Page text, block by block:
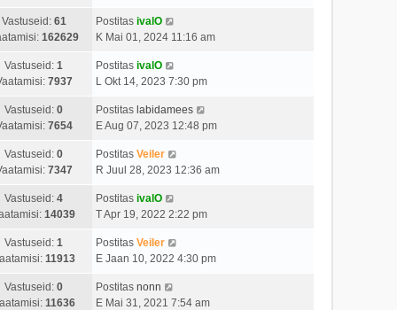
Vastuseid: 61
162629
Postitas ivalO
K Mai 01, 2024 11:16 am
Vastuseid: 1
7937
Postitas ivalO
L Okt 14, 2023 7:30 pm
Vastuseid: 0
7654
Postitas labidamees
E Aug 07, 2023 12:48 pm
Vastuseid: 0
7347
Postitas Veiler
R Juul 28, 2023 12:36 am
Vastuseid: 4
14039
Postitas ivalO
T Apr 19, 2022 2:22 pm
Vastuseid: 1
11913
Postitas Veiler
E Jaan 10, 2022 4:30 pm
Vastuseid: 0
11636
Postitas nonn
E Mai 31, 2021 7:54 am